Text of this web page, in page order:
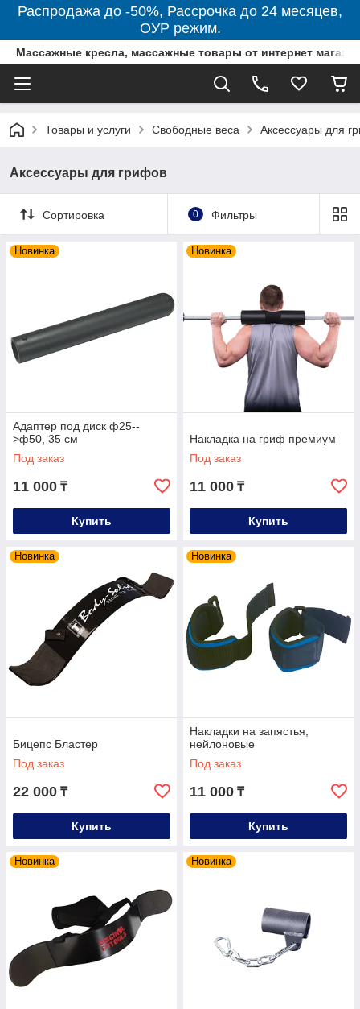
Распродажа до -50%, Рассрочка до 24 месяцев,
ОУР режим.
Массажные кресла, массажные товары от интернет
Товары и услуги Свободные веса Аксессуары для
Аксессуары для грифов
Сортировка 0 Фильтры
Новинка
Адаптер под диск ф25--
>ф50, 35 см
Под заказ
11 000 ₸
Купить
Новинка
Накладка на гриф премиум
Под заказ
11 000 ₸
Купить
Новинка
Бицепс Бластер
Под заказ
22 000 ₸
Купить
Новинка
Накладки на запястья,
нейлоновые
Под заказ
11 000 ₸
Купить
Новинка Новинка